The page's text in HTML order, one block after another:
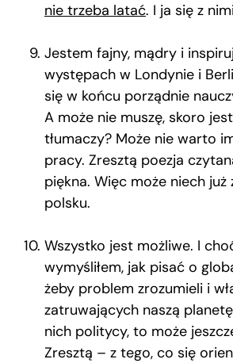
nie trzeba latać. I ja się z
Jestem fajny, mądry i
występach w Londynie i
się w końcu porządnie
A może nie muszę, skoro
tłumaczy? Może nie warto
pracy. Zresztą poezja
piękna. Więc może niech
polsku.
Wszystko jest możliwe. I
wymyśliłem, jak pisać o
żeby problem zrozumieli i
zatruwających naszą
nich politycy, to może
Zresztą – z tego, co się